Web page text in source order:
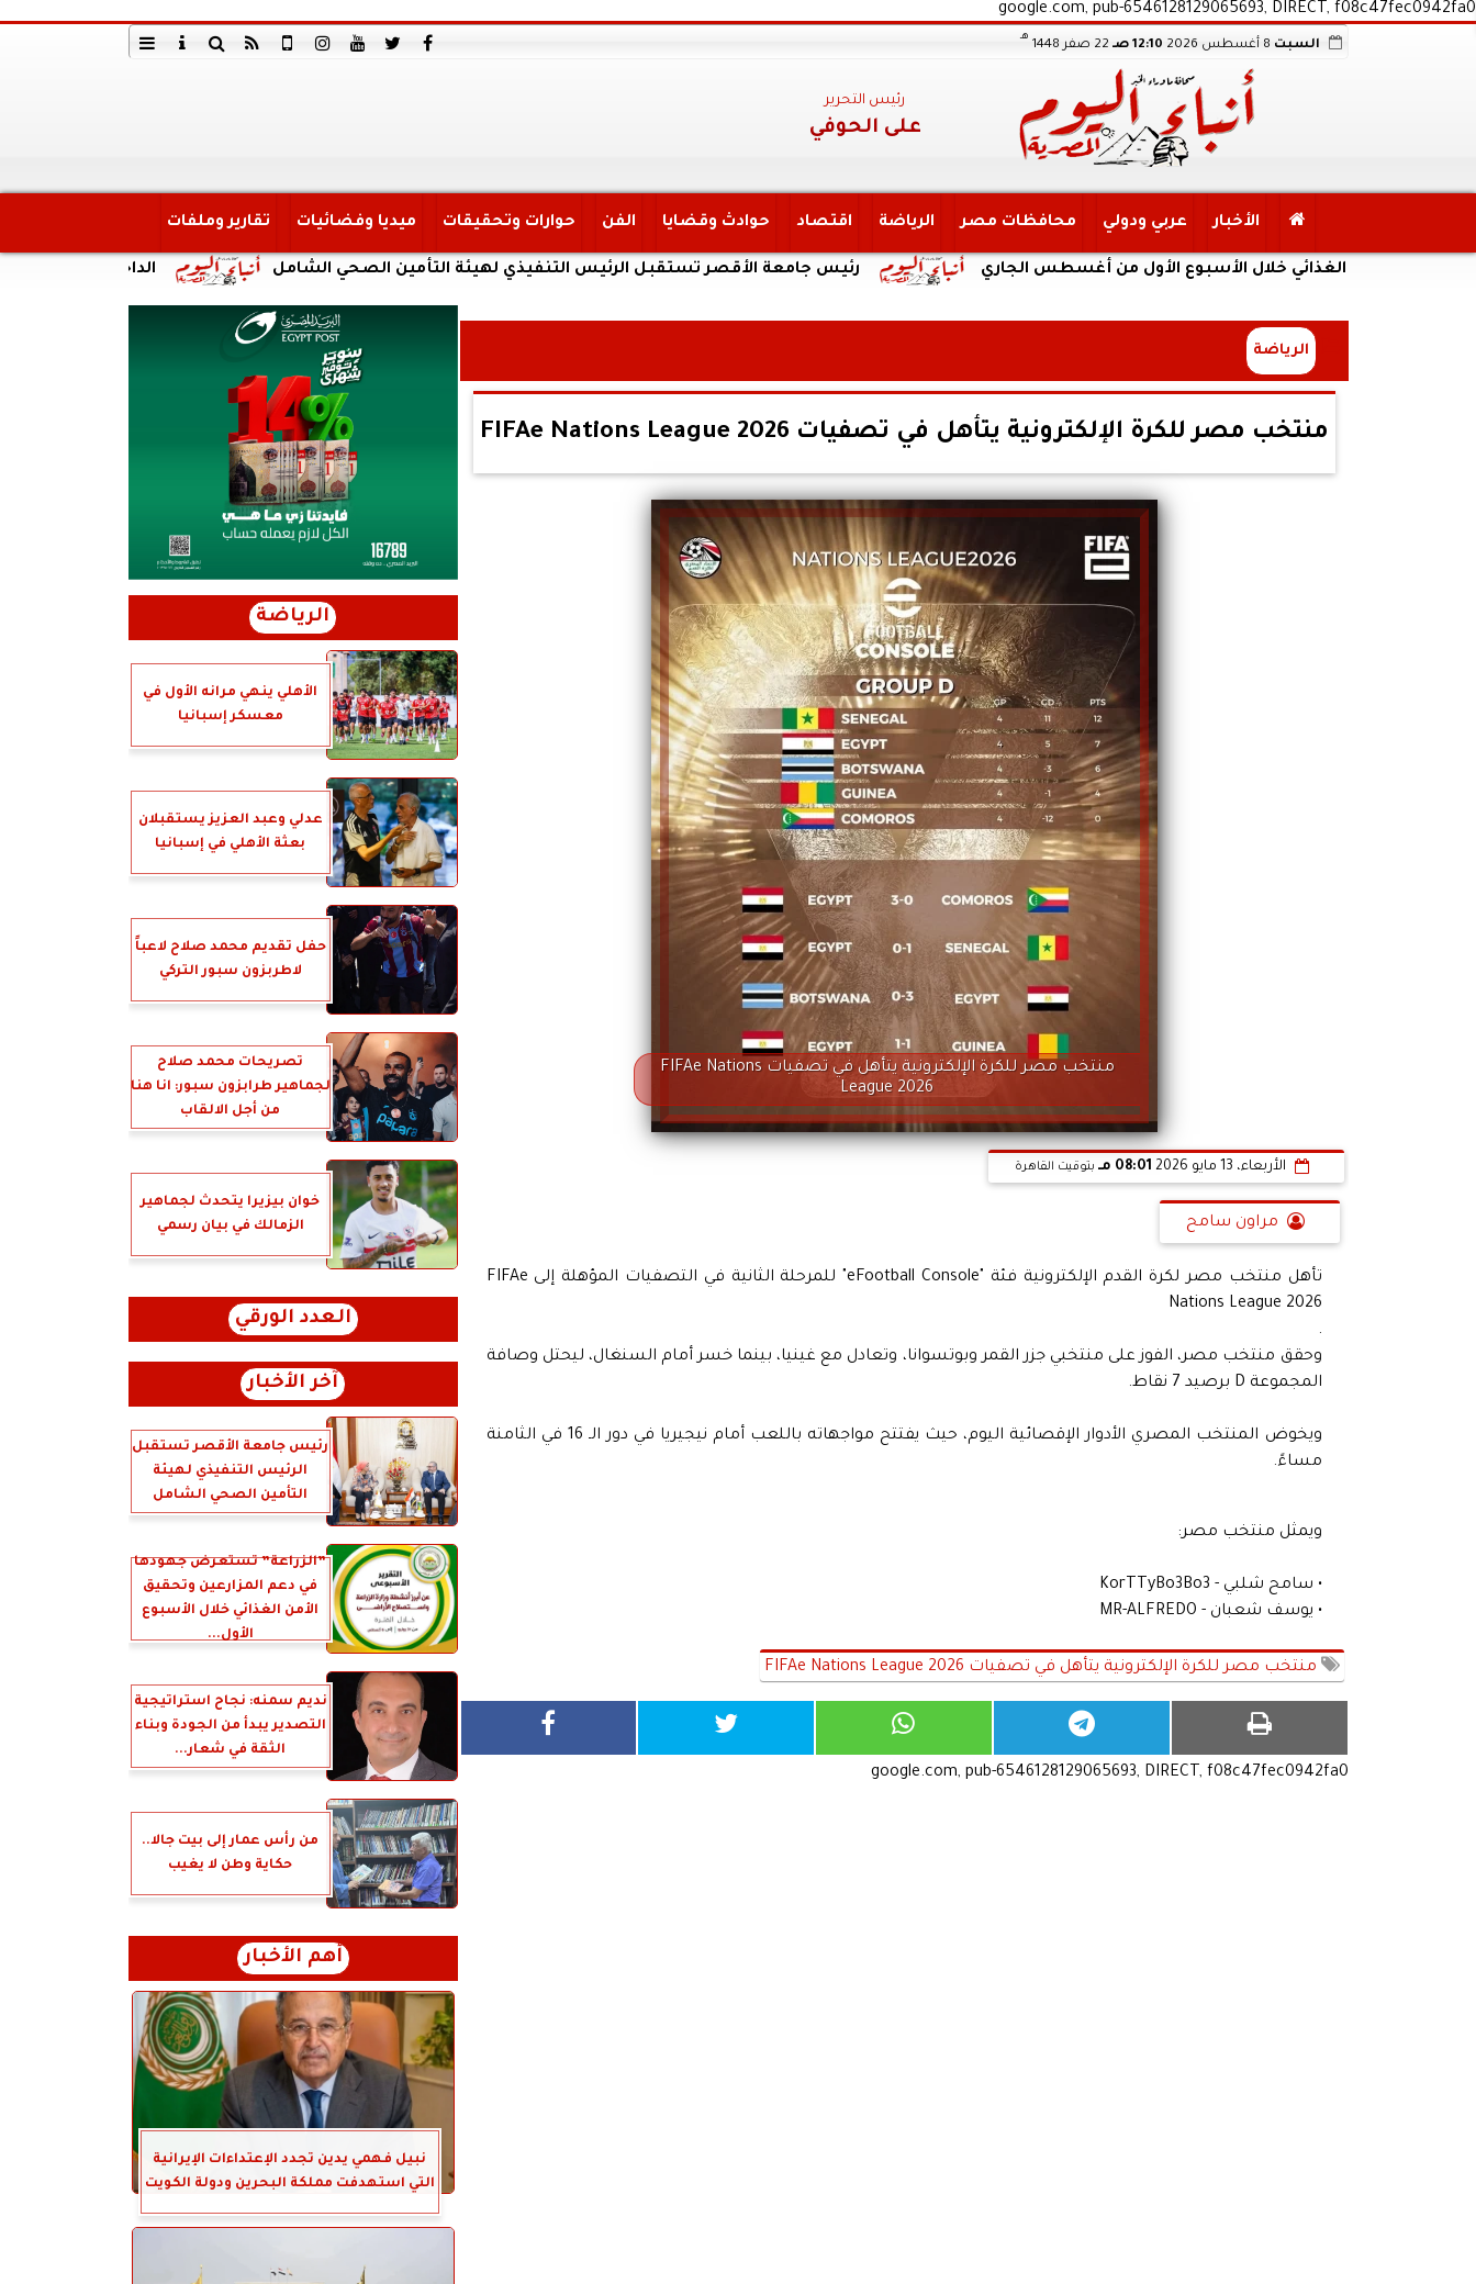
google.com, pub-6546128129065693, DIRECT, f08c47fec0942fa0
السبت 12:10 صـ 22 صفر 1448
هـ
رئيس التحرير
على الحوفي
الأخبار عربي ودولي محافظات مصر الرياضة اقتصاد حوادث وقضايا الفن حوارات وتحقيقات ميديا وفضائيات تقارير وملفات
الداخلية: ضبط أحد الأشخاص رئيس جامعة الأقصر تستقبل الرئيس التنفيذي لهيئة التأمين الصحي الشامل الغذائي خلال الأسبوع الأول من أغسطس الجاري
الرياضة
منتخب مصر للكرة الإلكترونية يتأهل في تصفيات FIFAe Nations League 2026
منتخب مصر للكرة الإلكترونية يتأهل في تصفيات FIFAe Nations
League 2026
الأربعاء، 13 مايو 2026 08:01 مـ بتوقيت القاهرة
مراون سامح
تأهل منتخب مصر لكرة القدم الإلكترونية فئة "eFootball Console" للمرحلة الثانية في التصفيات المؤهلة إلى FIFAe
Nations League 2026
.
وحقق منتخب مصر، الفوز على منتخبي جزر القمر وبوتسوانا، وتعادل مع غينيا، بينما خسر أمام السنغال، ليحتل وصافة
المجموعة D برصيد 7 نقاط.
ويخوض المنتخب المصري الأدوار الإقصائية اليوم، حيث يفتتح مواجهاته باللعب أمام نيجيريا في دور الـ 16 في الثامنة
مساءً.
ويمثل منتخب مصر:
• سامح شلبي - KorTTyBo3Bo3
• يوسف شعبان - MR-ALFREDO
منتخب مصر للكرة الإلكترونية يتأهل في تصفيات FIFAe Nations League 2026
google.com, pub-6546128129065693, DIRECT, f08c47fec0942fa0
الرياضة
الأهلي ينهي مرانه الأول في
معسكر إسبانيا
عدلي وعبد العزيز يستقبلان
بعثة الأهلي في إسبانيا
حفل تقديم محمد صلاح لاعباً
لاطربزون سبور التركي
تصريحات محمد صلاح
لجماهير طرابزون سبور: انا هنا
من أجل الالقاب
خوان بيزيرا يتحدث لجماهير
الزمالك في بيان رسمي
العدد الورقي
آخر الأخبار
رئيس جامعة الأقصر تستقبل
الرئيس التنفيذي لهيئة
التأمين الصحي الشامل
”الزراعة” تستعرض جهودها
في دعم المزارعين وتحقيق
الأمن الغذائي خلال الأسبوع
الأول...
نديم سمنه: نجاح استراتيجية
التصدير يبدأ من الجودة وبناء
الثقة في شعار...
من رأس عمار إلى بيت جالا..
حكاية وطن لا يغيب
أهم الأخبار
نبيل فهمي يدين تجدد الإعتداءات الإيرانية
التي استهدفت مملكة البحرين ودولة الكويت